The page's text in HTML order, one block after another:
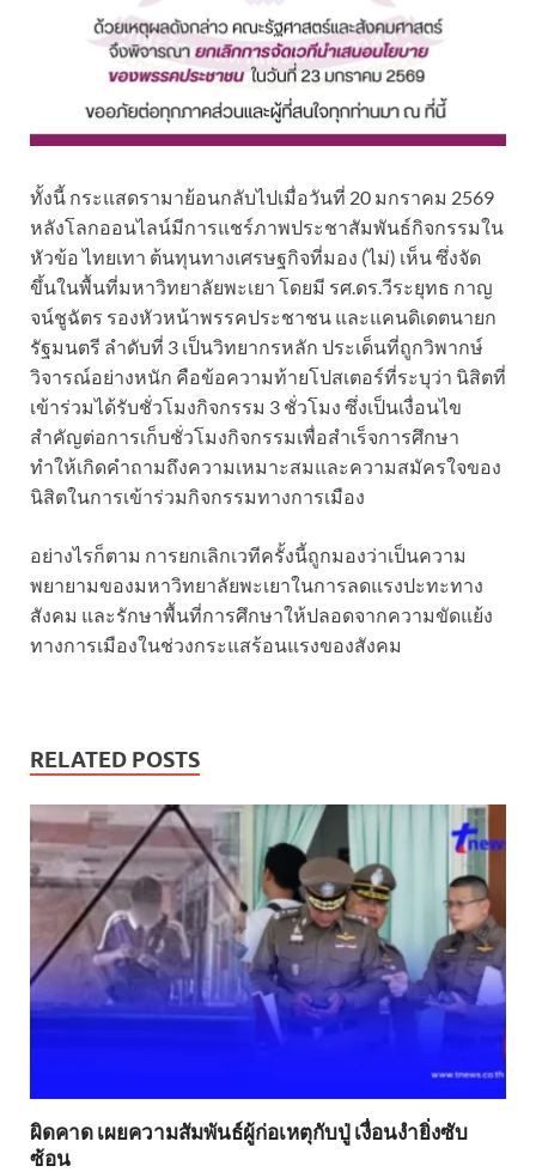
ทั้งนี้ กระแสดรามาย้อนกลับไปเมื่อวันที่ 20 มกราคม 2569
หลังโลกออนไลน์มีการแชร์ภาพประชาสัมพันธ์กิจกรรมใน
หัวข้อ ไทยเทา ต้นทุนทางเศรษฐกิจที่มอง (ไม่) เห็น ซึ่งจัด
ขึ้นในพื้นที่มหาวิทยาลัยพะเยา โดยมี รศ.ดร.วีระยุทธ กาญ
จน์ชูฉัตร รองหัวหน้าพรรคประชาชน และแคนดิเดตนายก
รัฐมนตรี ลำดับที่ 3 เป็นวิทยากรหลัก ประเด็นที่ถูกวิพากษ์
วิจารณ์อย่างหนัก คือข้อความท้ายโปสเตอร์ที่ระบุว่า นิสิตที่
เข้าร่วมได้รับชั่วโมงกิจกรรม 3 ชั่วโมง ซึ่งเป็นเงื่อนไข
สำคัญต่อการเก็บชั่วโมงกิจกรรมเพื่อสำเร็จการศึกษา
ทำให้เกิดคำถามถึงความเหมาะสมและความสมัครใจของ
นิสิตในการเข้าร่วมกิจกรรมทางการเมือง
อย่างไรก็ตาม การยกเลิกเวทีครั้งนี้ถูกมองว่าเป็นความ
พยายามของมหาวิทยาลัยพะเยาในการลดแรงปะทะทาง
สังคม และรักษาพื้นที่การศึกษาให้ปลอดจากความขัดแย้ง
ทางการเมืองในช่วงกระแสร้อนแรงของสังคม
RELATED POSTS
ผิดคาด เผยความสัมพันธ์ผู้ก่อเหตุกับปู่ เงื่อนงำยิ่งซับ
ซ้อน